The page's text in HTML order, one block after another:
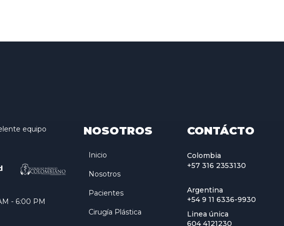
equipo
- 6:00 PM
NOSOTROS
Inicio
Nosotros
Pacientes
Cirugía Plástica
CONTÁCTO
Colombia
+57 316 2353130
Argentina
+54 9 11 6336-9930
Linea única
604 4121230